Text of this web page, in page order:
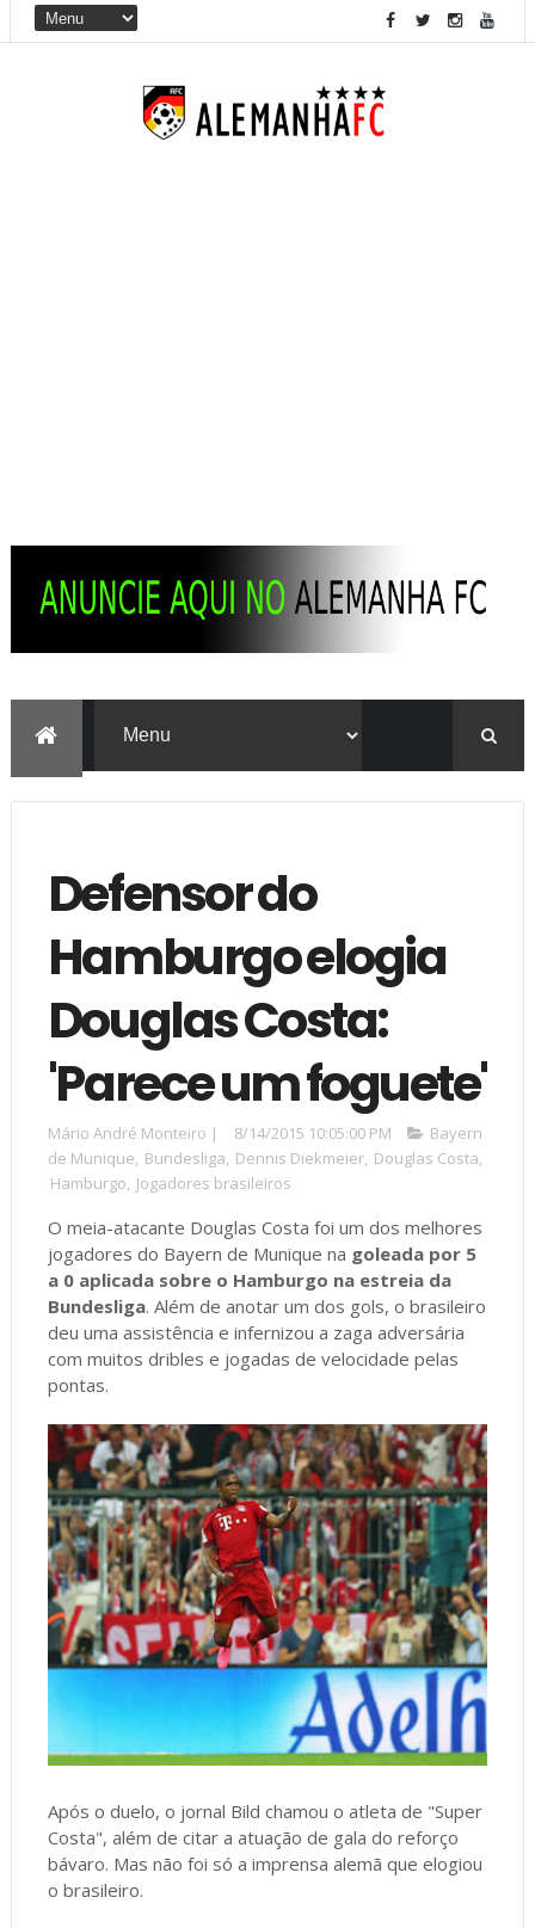
Defensor do
Hamburgo elogia
Douglas Costa:
'Parece um foguete'
Mário André Monteiro | 8/14/2015 10:05:00 PM
Bayern
de Munique, Bundesliga, Dennis Diekmeier, Douglas Costa,
Hamburgo, Jogadores brasileiros
O meia-atacante Douglas Costa foi um dos melhores
jogadores do Bayern de Munique na goleada por 5
a 0 aplicada sobre o Hamburgo na estreia da
Bundesliga. Além de anotar um dos gols, o brasileiro
deu uma assistência e infernizou a zaga adversária
com muitos dribles e jogadas de velocidade pelas
pontas.
Após o duelo, o jornal Bild chamou o atleta de "Super
Costa", além de citar a atuação de gala do reforço
bávaro. Mas não foi só a imprensa alemã que elogiou
o brasileiro.